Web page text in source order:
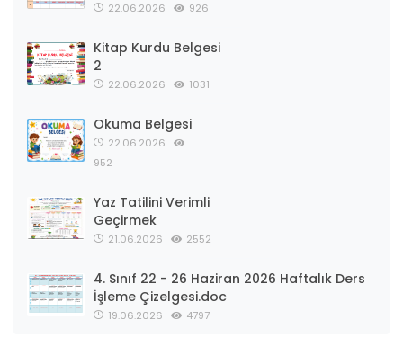
22.06.2026 926
Kitap Kurdu Belgesi
2
22.06.2026 1031
Okuma Belgesi
22.06.2026
952
Yaz Tatilini Verimli
Geçirmek
21.06.2026 2552
4. Sınıf 22 - 26 Haziran 2026 Haftalık Ders
İşleme Çizelgesi.doc
19.06.2026 4797